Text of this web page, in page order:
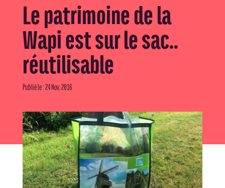
Le patrimoine de la
Wapi est sur le sac..
réutilisable
Publié le : 24 Nov, 2016